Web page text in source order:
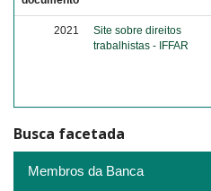
2021
Site sobre direitos
trabalhistas - IFFAR
Busca facetada
Membros da Banca